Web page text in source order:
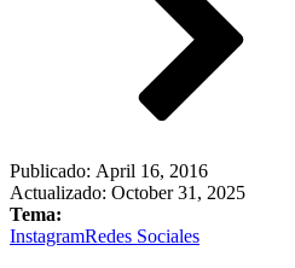
Publicado: April 16, 2016
Actualizado: October 31, 2025
Tema:
InstagramRedes Sociales